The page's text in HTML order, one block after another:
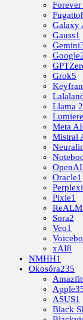
Forever
Fugatto
Galaxy
Gauss1
Gemini
Google
Grok5
Llama 2
Lumiere
Meta AI
Mistral
OpenAI
Oracle1
Pixie1
ReALM
Sora2
Veo1
xAI8
NMHH1
Okosóra235
Amazfit
Apple
ASUS1
Black